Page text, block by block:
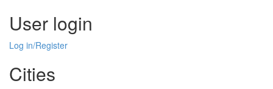
User login
Log in/Register
Cities